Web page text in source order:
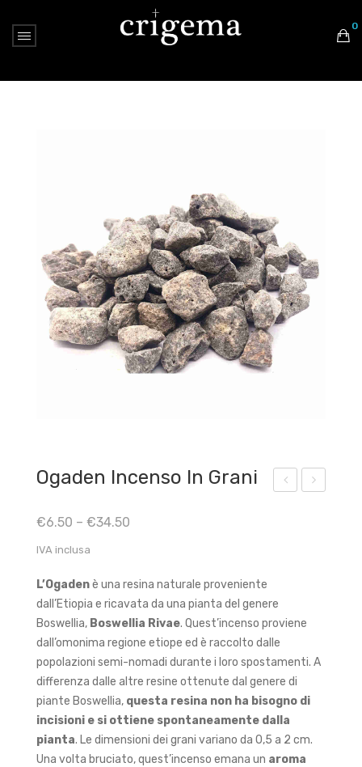
0
Nessun prodotto nel carrello.
Ogaden Incenso In Grani
€6.50 – €34.50
IVA inclusa
L’Ogadenè una resina naturale proveniente
dall’Etiopia e ricavata da una pianta del genere
Boswellia, Boswellia Rivae. Quest’incenso proviene
dall’omonima regione etiope ed è raccolto dalle
popolazioni semi-nomadi durante i loro spostamenti. A
differenza dalle altre resine ottenute dal genere di
piante Boswellia, questa resina non ha bisogno di
incisioni e si ottiene spontaneamente dalla
pianta. Le dimensioni dei grani variano da 0,5 a 2 cm.
Una volta bruciato, quest’incenso emana un aroma